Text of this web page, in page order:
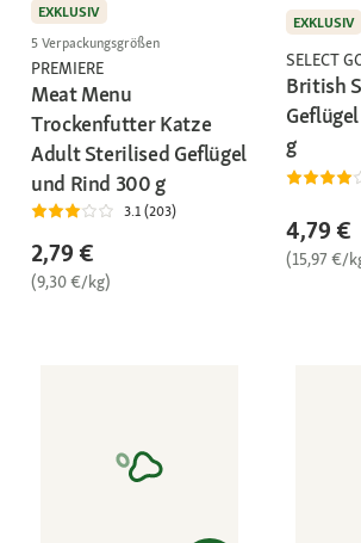
EXKLUSIV
5 Verpackungsgrößen
PREMIERE
Meat Menu
Trockenfutter Katze
Adult Sterilised Geflügel
und Rind 300 g
3.1 (203)
2,79 €
(9,30 €/kg)
EXKLUSIV
SELECT
British
g
4,79 €
(15,97 €/